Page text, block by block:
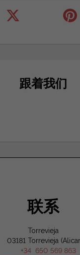
跟着我们
联系
Torrevieja
03181 Torrevieja
+34 650 569 863